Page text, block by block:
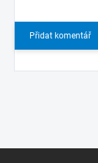
Přidat komentář